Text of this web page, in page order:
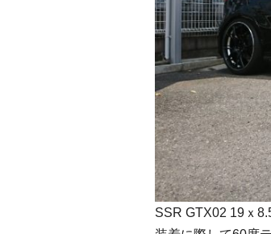
SSR GTX02 19ｘ